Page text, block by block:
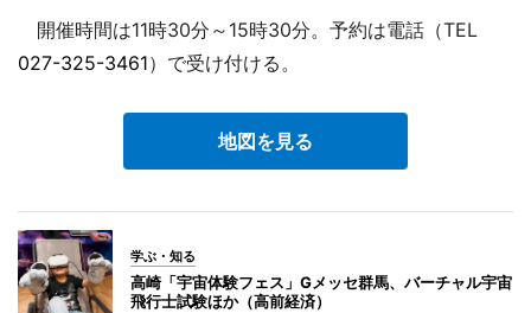
開催時間は11時30分～15時30分。予約は電話（TEL
027-325-3461）で受け付ける。
地図を見る
学ぶ・知る
高崎「宇宙体験フェス」Gメッセ群馬、バーチャル宇宙
飛行士試験ほか（高前経済）